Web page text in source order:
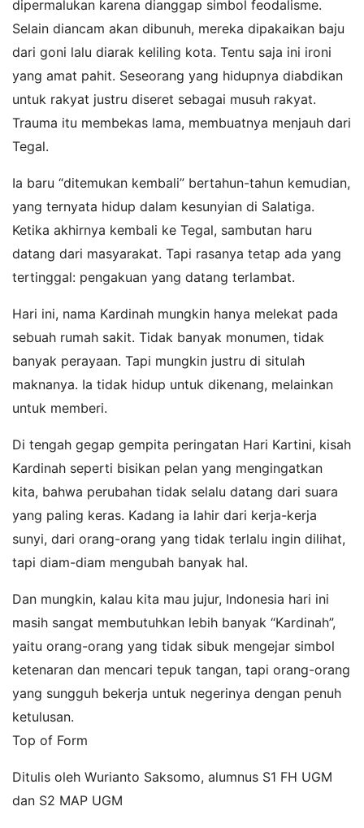
dipermalukan karena dianggap simbol feodalisme.
Selain diancam akan dibunuh, mereka dipakaikan baju
dari goni lalu diarak keliling kota. Tentu saja ini ironi
yang amat pahit. Seseorang yang hidupnya diabdikan
untuk rakyat justru diseret sebagai musuh rakyat.
Trauma itu membekas lama, membuatnya menjauh dari
Tegal.
Ia baru “ditemukan kembali” bertahun-tahun kemudian,
yang ternyata hidup dalam kesunyian di Salatiga.
Ketika akhirnya kembali ke Tegal, sambutan haru
datang dari masyarakat. Tapi rasanya tetap ada yang
tertinggal: pengakuan yang datang terlambat.
Hari ini, nama Kardinah mungkin hanya melekat pada
sebuah rumah sakit. Tidak banyak monumen, tidak
banyak perayaan. Tapi mungkin justru di situlah
maknanya. Ia tidak hidup untuk dikenang, melainkan
untuk memberi.
Di tengah gegap gempita peringatan Hari Kartini, kisah
Kardinah seperti bisikan pelan yang mengingatkan
kita, bahwa perubahan tidak selalu datang dari suara
yang paling keras. Kadang ia lahir dari kerja-kerja
sunyi, dari orang-orang yang tidak terlalu ingin dilihat,
tapi diam-diam mengubah banyak hal.
Dan mungkin, kalau kita mau jujur, Indonesia hari ini
masih sangat membutuhkan lebih banyak “Kardinah”,
yaitu orang-orang yang tidak sibuk mengejar simbol
ketenaran dan mencari tepuk tangan, tapi orang-orang
yang sungguh bekerja untuk negerinya dengan penuh
ketulusan.
Top of Form
Ditulis oleh Wurianto Saksomo, alumnus S1 FH UGM
dan S2 MAP UGM